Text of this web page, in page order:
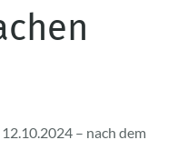
– nach dem